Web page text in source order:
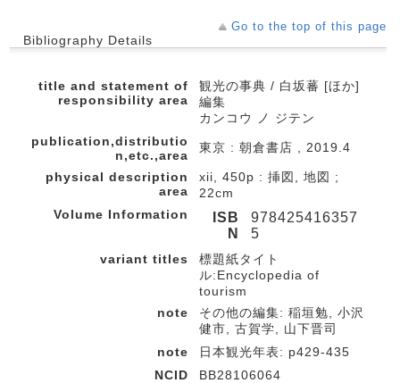
Go to the top of this page
Bibliography Details
title and statement of
responsibility area
観光の事典 / 白坂蕃 [ほか]
編集
カンコウ ノ ジテン
publication,distributio
n,etc.,area
東京 : 朝倉書店 , 2019.4
physical description
area
xii, 450p : 挿図, 地図 ;
22cm
Volume Information
ISB
N
978425416357
5
variant titles
標題紙タイト
ル:Encyclopedia of
tourism
note
その他の編集: 稲垣勉, 小沢
健市, 古賀学, 山下晋司
note
日本観光年表: p429-435
NCID
BB28106064